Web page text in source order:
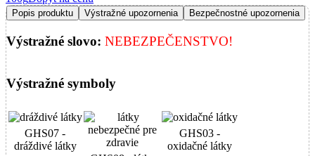
Popis produktu Výstražné upozornenia Bezpečnostné upozornenia
Výstražné slovo: NEBEZPEČENSTVO!
Výstražné symboly
GHS07 -
dráždivé látky
GHS03 -
oxidačné látky